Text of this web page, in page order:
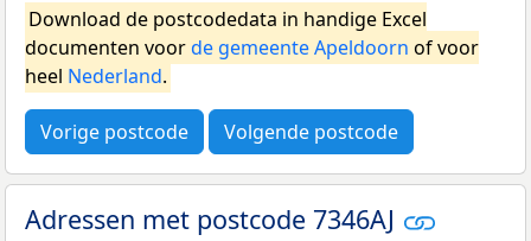
Download de postcodedata in handige Excel
documenten voorde gemeente Apeldoorn of voor
heel Nederland.
Vorige postcode Volgende postcode
Adressen met postcode 7346AJ